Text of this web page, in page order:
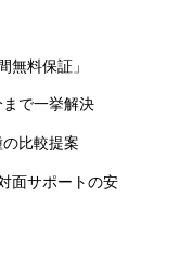
無料保証」
で一挙解決
比較提案
面サポートの安